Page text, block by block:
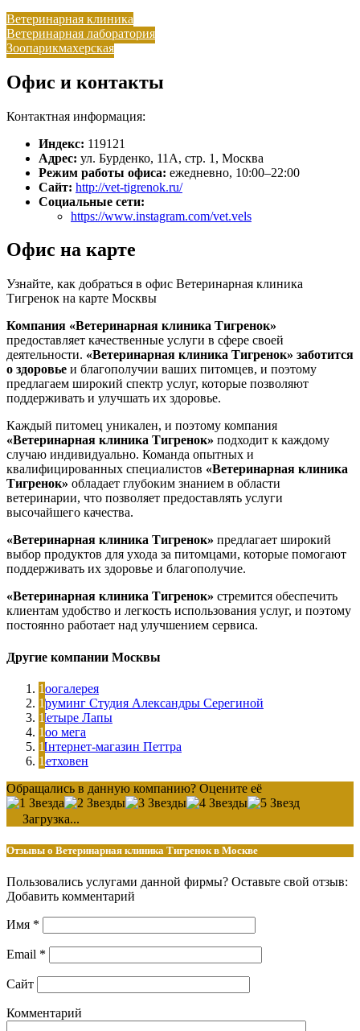
Ветеринарная клиника
Ветеринарная лаборатория
Зоопарикмахерская
Офис и контакты
Контактная информация:
Индекс: 119121
Адрес: ул. Бурденко, 11А, стр. 1, Москва
Режим работы офиса: ежедневно, 10:00–22:00
Сайт: http://vet-tigrenok.ru/
Социальные сети:
https://www.instagram.com/vet.vels
Офис на карте
Узнайте, как добраться в офис Ветеринарная клиника
Тигренок на карте Москвы
Компания «Ветеринарная клиника Тигренок»
предоставляет качественные услуги в сфере своей
деятельности. «Ветеринарная клиника Тигренок» заботится
о здоровье и благополучии ваших питомцев, и поэтому
предлагаем широкий спектр услуг, которые позволяют
поддерживать и улучшать их здоровье.
Каждый питомец уникален, и поэтому компания
«Ветеринарная клиника Тигренок» подходит к каждому
случаю индивидуально. Команда опытных и
квалифицированных специалистов «Ветеринарная клиника
Тигренок» обладает глубоким знанием в области
ветеринарии, что позволяет предоставлять услуги
высочайшего качества.
«Ветеринарная клиника Тигренок» предлагает широкий
выбор продуктов для ухода за питомцами, которые помогают
поддерживать их здоровье и благополучие.
«Ветеринарная клиника Тигренок» стремится обеспечить
клиентам удобство и легкость использования услуг, и поэтому
постоянно работает над улучшением сервиса.
Другие компании Москвы
Зоогалерея
Груминг Студия Александры Серегиной
Четыре Лапы
Зоо мега
Интернет-магазин Петтра
Бетховен
Обращались в данную компанию? Оцените её
Загрузка...
Отзывы о Ветеринарная клиника Тигренок в Москве
Пользовались услугами данной фирмы? Оставьте свой отзыв:
Добавить комментарий
Имя *
Email *
Сайт
Комментарий